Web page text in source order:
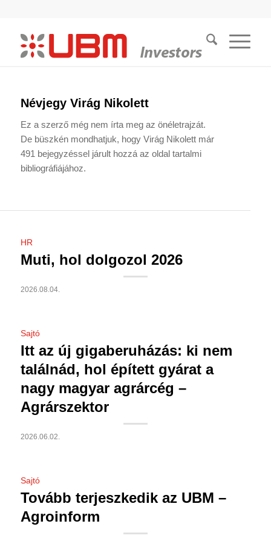
Névjegy Virág Nikolett
Ez a szerző még nem írta meg az önéletrajzát.
De büszkén mondhatjuk, hogy Virág Nikolettmár
491 bejegyzéssel járult hozzá az oldal tartalmi
bibliográfiájához.
HR
Muti, hol dolgozol 2026
2026.08.04.
Sajtó
Itt az új gigaberuházás: ki nem
találnád, hol épített gyárat a
nagy magyar agrárcég –
Agrárszektor
2026.06.02.
Sajtó
Tovább terjeszkedik az UBM –
Agroinform